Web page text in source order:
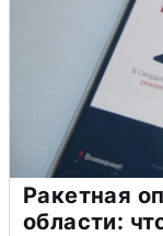
Ракетная
области: